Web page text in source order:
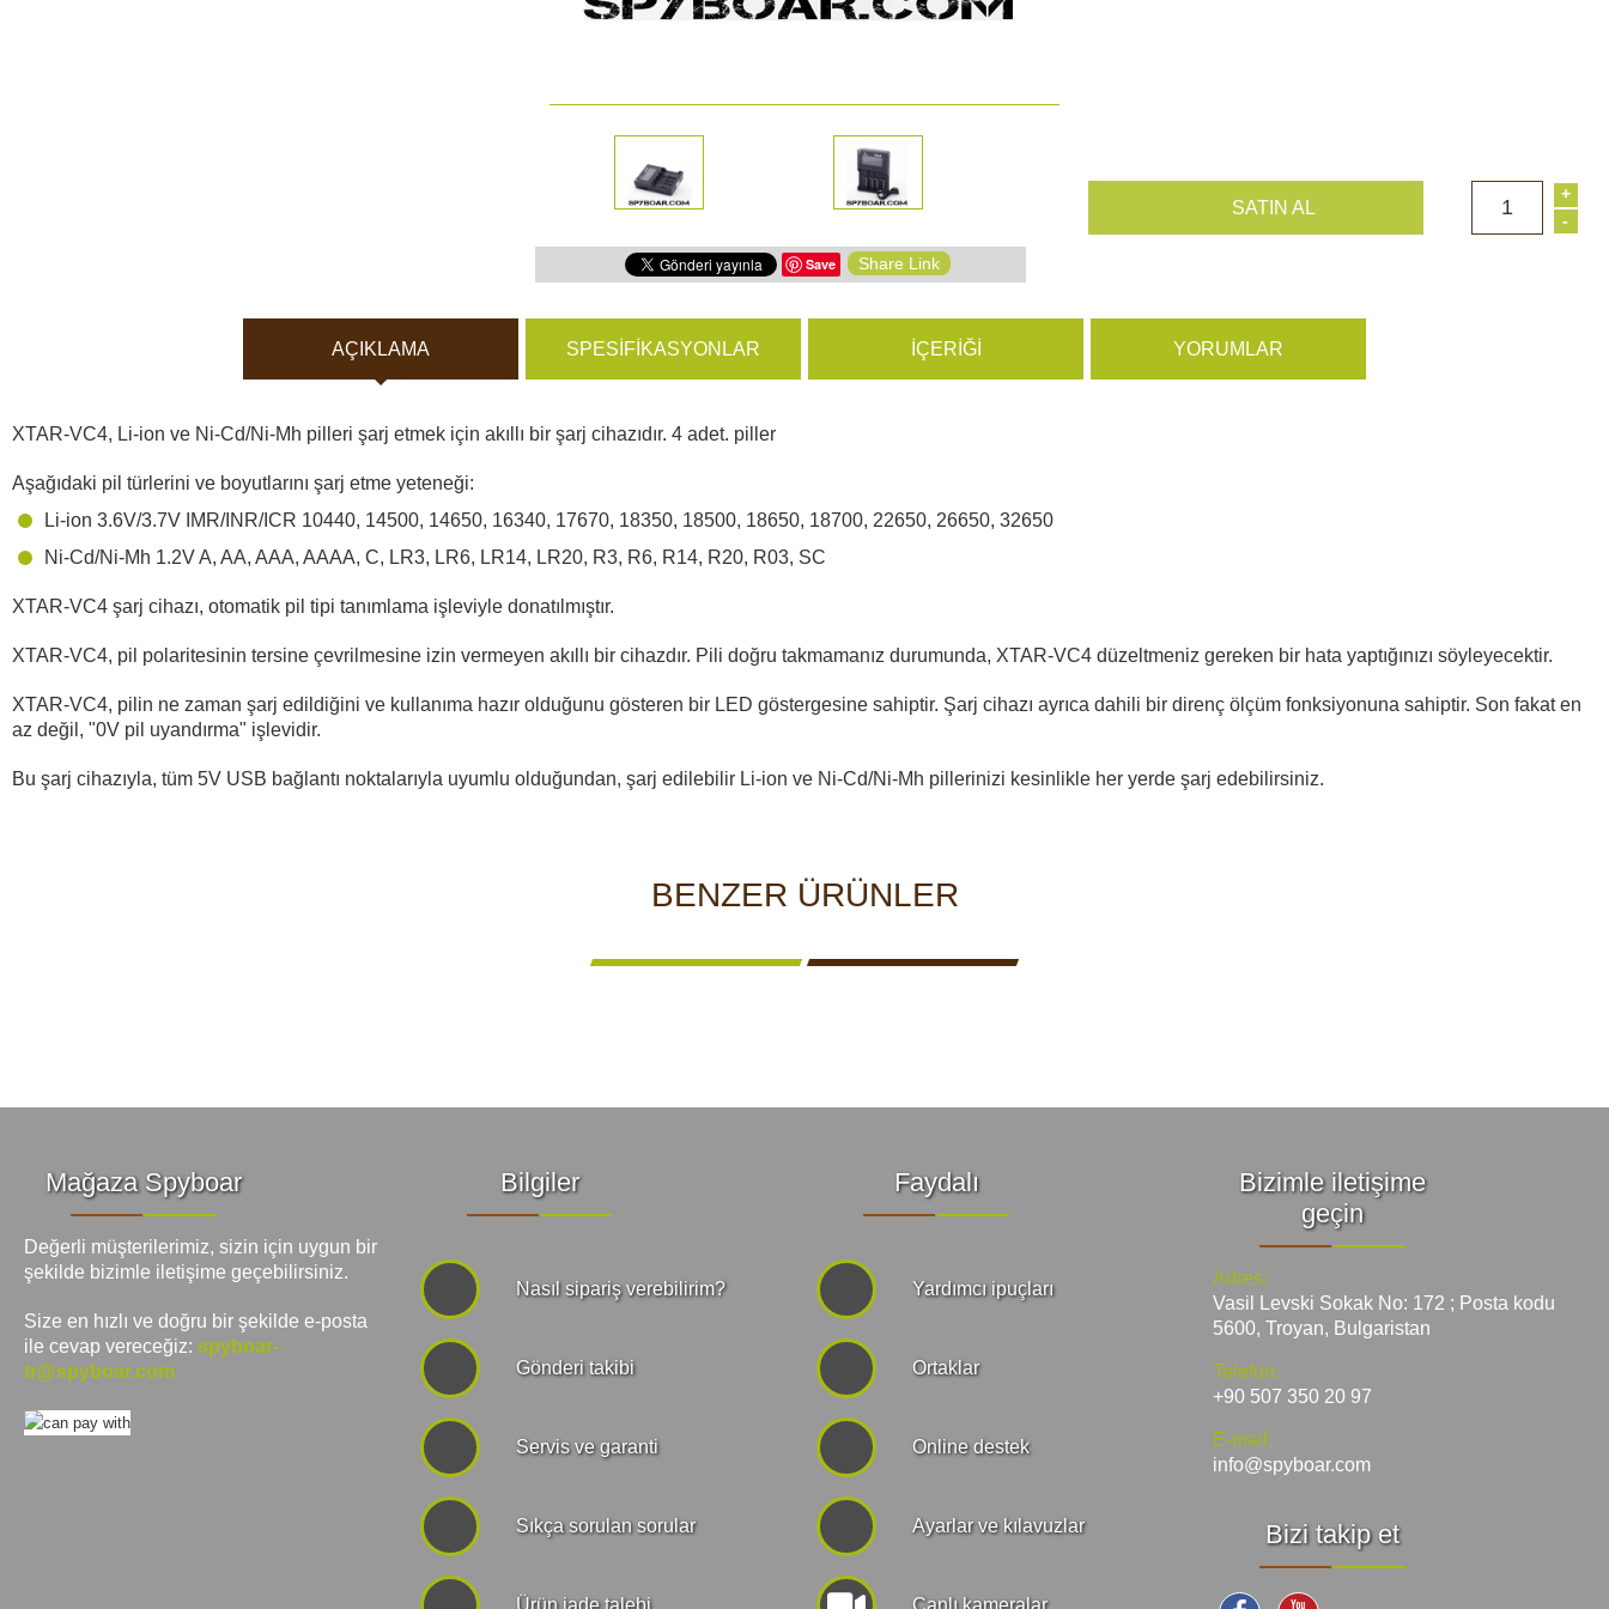
Vücut Kameraları ve Aksiyon Kameraları
Güneş panelleri ve şarj cihazları
Spor ve akıllı Saatleri
Araç İçi Kamera
Hediyelik
Arşiv ürünleri
Save Share Link
SATIN AL 1
-
+
AÇIKLAMA SPESIFIKASYONLAR İÇERIĞI YORUMLAR
XTAR-VC4, Li-ion ve Ni-Cd/Ni-Mh pilleri şarj etmek için akıllı bir şarj cihazıdır. 4 adet. piller
Aşağıdaki pil türlerini ve boyutlarını şarj etme yeteneği:
Li-ion 3.6V/3.7V IMR/INR/ICR 10440, 14500, 14650, 16340, 17670, 18350, 18500, 18650, 18700, 22650, 26650, 32650
Ni-Cd/Ni-Mh 1.2V A, AA, AAA, AAAA, C, LR3, LR6, LR14, LR20, R3, R6, R14, R20, R03, SC
XTAR-VC4 şarj cihazı, otomatik pil tipi tanımlama işleviyle donatılmıştır.
XTAR-VC4, pil polaritesinin tersine çevrilmesine izin vermeyen akıllı bir cihazdır. Pili doğru takmamanız durumunda, XTAR-VC4 düzeltmeniz gereken bir hata yaptığınızı söyleyecektir.
XTAR-VC4, pilin ne zaman şarj edildiğini ve kullanıma hazır olduğunu gösteren bir LED göstergesine sahiptir. Şarj cihazı ayrıca dahili bir direnç ölçüm fonksiyonuna sahiptir. Son fakat en
az değil, "0V pil uyandırma" işlevidir.
Bu şarj cihazıyla, tüm 5V USB bağlantı noktalarıyla uyumlu olduğundan, şarj edilebilir Li-ion ve Ni-Cd/Ni-Mh pillerinizi kesinlikle her yerde şarj edebilirsiniz.
BENZER ÜRÜNLER
Mağaza Spyboar
Değerli müşterilerimiz, sizin için uygun bir
şekilde bizimle iletişime geçebilirsiniz.
Size en hızlı ve doğru bir şekilde e-posta
ile cevap vereceğiz: spyboar-
tr@spyboar.com
Bilgiler
Nasıl sipariş verebilirim?
Gönderi takibi
Servis ve garanti
Sıkça sorulan sorular
Faydalı
Yardımcı ipuçları
Ortaklar
Online destek
Ayarlar ve kılavuzlar
Bizimle iletişime
geçin
Adres:
Vasil Levski Sokak No: 172 ; Posta kodu
5600, Troyan, Bulgaristan
Telefon:
+90 507 350 20 97
E-mail:
info@spyboar.com
Bizi takip et